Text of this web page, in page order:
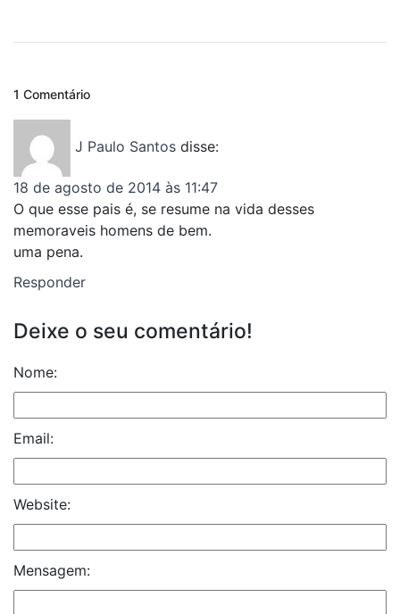
1 Comentário
J Paulo Santos disse:
18 de agosto de 2014 às 11:47
O que esse pais é, se resume na vida desses
memoraveis homens de bem.
uma pena.
Responder
Deixe o seu comentário!
Nome:
Email:
Website:
Mensagem: